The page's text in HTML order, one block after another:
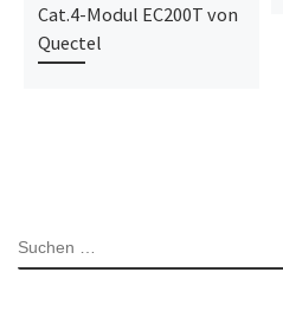
Cat.4-Modul EC200T von
Quectel
SUCHE